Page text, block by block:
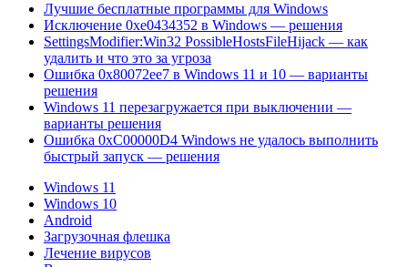
Лучшие бесплатные программы для Windows
Исключение 0xe0434352 в Windows — решения
SettingsModifier:Win32 PossibleHostsFileHijack — как
удалить и что это за угроза
Ошибка 0x80072ee7 в Windows 11 и 10 — варианты
решения
Windows 11 перезагружается при выключении —
варианты решения
Ошибка 0xC00000D4 Windows не удалось выполнить
быстрый запуск — решения
Windows 11
Windows 10
Android
Загрузочная флешка
Лечение вирусов